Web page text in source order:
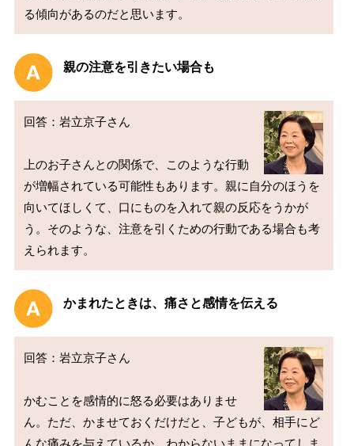
親の注意を引きたい場合も
回答：岩立京子さん
上のお子さんとの関係で、このような行動
が増幅されている可能性もあります。親に自分のほうを
向いてほしくて、口にものを入れて親の反応をうかが
う。そのような、注意を引くための行動である場合も考
かまれたときは、痛さと感情を伝える
回答：岩立京子さん
かむことを感情的に怒る必要はありませ
ん。ただ、かませておくだけだと、子どもが、相手にど
んな痛みを与えているか、わからないままになってしま